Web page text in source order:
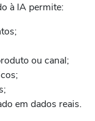
à IA permite:
ou canal;
em dados reais.